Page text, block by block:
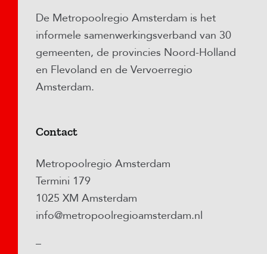
De Metropoolregio Amsterdam is het
informele samenwerkingsverband van 30
gemeenten, de provincies Noord-Holland
en Flevoland en de Vervoerregio
Amsterdam.
Contact
Metropoolregio Amsterdam
Termini 179
1025 XM Amsterdam
info@metropoolregioamsterdam.nl
–